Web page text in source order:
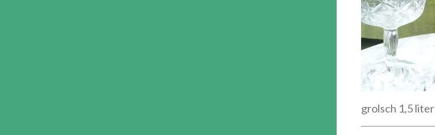
grolsch 1,5 liter